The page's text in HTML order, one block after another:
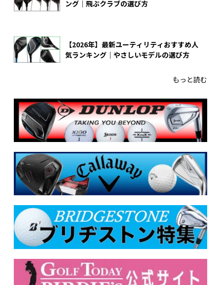
ング｜飛ぶクラブの選び方
【2026年】最新ユーティリティおすすめ人
気ランキング｜やさしいモデルの選び方
もっと読む